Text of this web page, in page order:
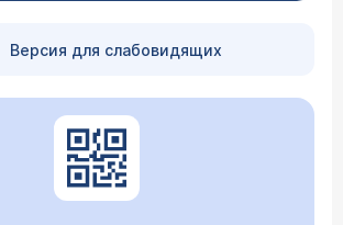
Версия для слабовидящих